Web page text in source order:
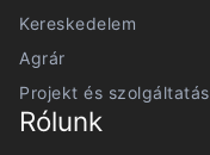
Kereskedelem
Agrár
Projekt és szolgáltatás
Rólunk